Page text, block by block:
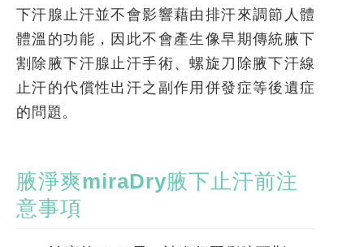
下汗腺止汗並不會影響藉由排汗來調節人體
體溫的功能，因此不會產生像早期傳統腋下
割除腋下汗腺止汗手術、螺旋刀除腋下汗線
止汗的代償性出汗之副作用併發症等後遺症
的問題。
腋淨爽miraDry腋下止汗前注
意事項